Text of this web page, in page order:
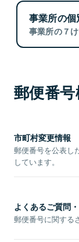
事業所の個
事業所の７
郵便番
市町村変更情報
郵便番号を公表し
しています。
よくあるご質問
郵便番号に関する